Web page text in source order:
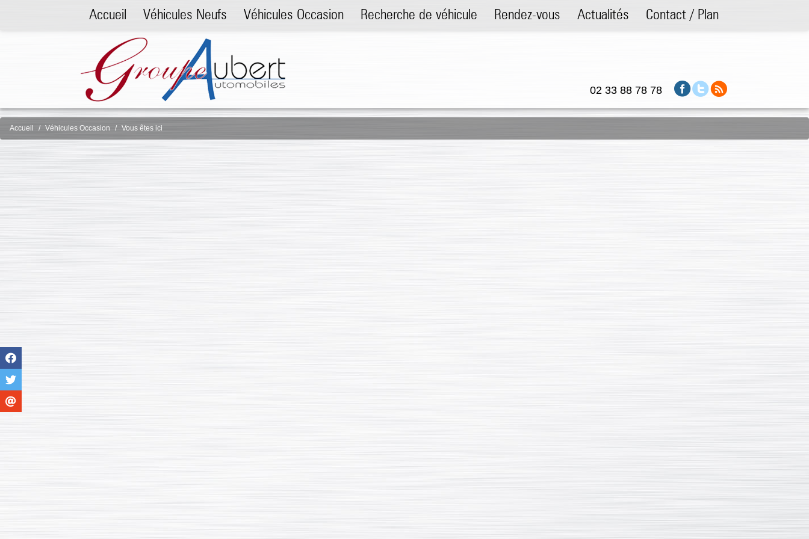
02 33 88 78 78
Accueil Véhicules Neufs Véhicules Occasion Recherche de véhicule Rendez-vous Actualités Contact / Plan
Accueil Véhicules Occasion Vous êtes ici